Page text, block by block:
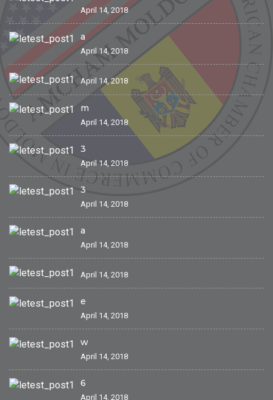
April 14, 2018
a
April 14, 2018
April 14, 2018
m
April 14, 2018
3
April 14, 2018
3
April 14, 2018
a
April 14, 2018
April 14, 2018
e
April 14, 2018
w
April 14, 2018
6
April 14, 2018